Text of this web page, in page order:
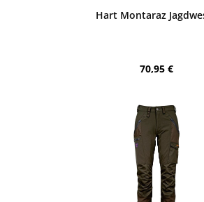
Hart Montaraz
Regulärer
70,95 €